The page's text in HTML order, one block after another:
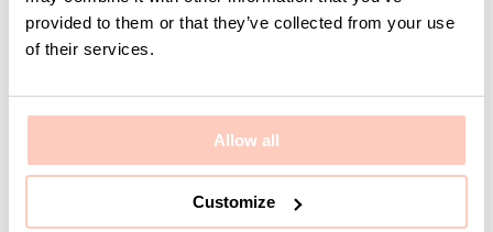
provided to them or that they’ve collected from your use
of their services.
Allow all
Customize
Jag har läst och godkänner
KUMISIntegrityPolicy
Skicka